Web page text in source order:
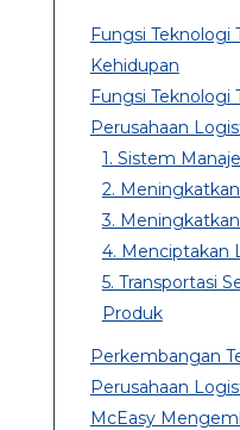
Fungsi Teknologi
Kehidupan
Fungsi Teknologi
Perusahaan
1. Sistem
2.
3.
4. Menciptakan
5. Transportasi
Produk
Perkembangan
Perusahaan
McEasy